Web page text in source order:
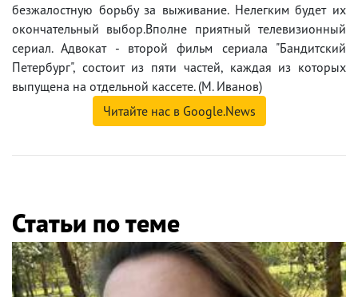
безжалостную борьбу за выживание. Нелегким будет их
окончательный выбор.Вполне приятный телевизионный
сериал. Адвокат - второй фильм сериала "Бандитский
Петербург", состоит из пяти частей, каждая из которых
выпущена на отдельной кассете. (М. Иванов)
Читайте нас в Google.News
Статьи по теме